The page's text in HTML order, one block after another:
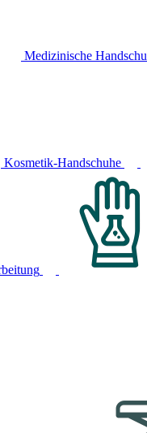
Medizinische
Kosmetik-Handschuhe